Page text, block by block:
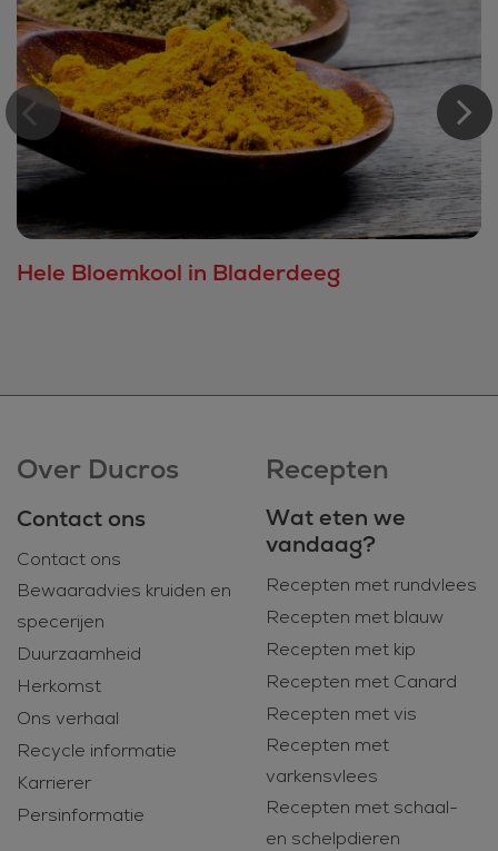
Hele Bloemkool in Bladerdeeg
Over Ducros
Contact ons
Contact ons
Bewaaradvies kruiden en
specerijen
Duurzaamheid
Herkomst
Ons verhaal
Recycle informatie
Karrierer
Persinformatie
Recepten
Wat eten we
vandaag?
Recepten met rundvlees
Recepten met blauw
Recepten met kip
Recepten met Canard
Recepten met vis
Recepten met
varkensvlees
Recepten met schaal-
en schelpdieren